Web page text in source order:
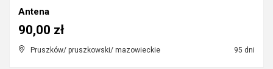
Antena
Pruszków/ pruszkowski/ mazowieckie 95 dni
90,00 zł